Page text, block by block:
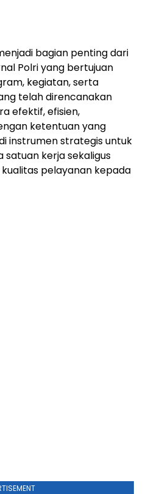
bagian penting dari
Polri yang bertujuan
kegiatan, serta
telah direncanakan
efektif, efisien,
ketentuan yang
instrumen strategis untuk
satuan kerja sekaligus
pelayanan kepada